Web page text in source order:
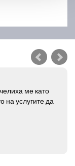
ме като
на услугите да